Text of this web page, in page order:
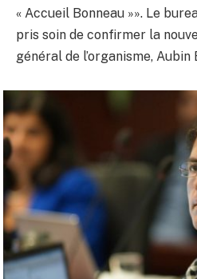
« Accueil Bonneau »». Le
pris soin de confirmer la
général de l’organisme,